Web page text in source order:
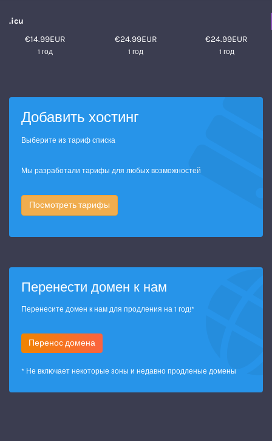
.icu
€14.99EUR
1 год
€24.99EUR
1 год
€24.99EUR
1 год
Добавить хостинг
Выберите из тариф списка
Мы разработали тарифы для любых возможностей
Посмотреть тарифы
Перенести домен к нам
Перенесите домен к нам для продления на 1 год!*
Перенос домена
* Не включает некоторые зоны и недавно продленые домены